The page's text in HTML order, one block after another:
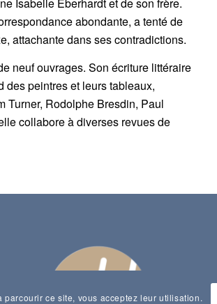
Isabelle Eberhardt et de son frère.
abondante, a tenté de
attachante dans ses contradictions.
neuf ouvrages. Son écriture littéraire
des peintres et leurs tableaux,
Turner, Rodolphe Bresdin, Paul
collabore à diverses revues de
ce site, vous acceptez leur utilisation.